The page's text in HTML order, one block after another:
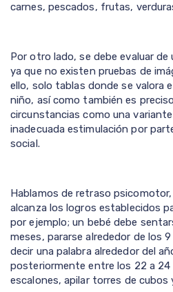
carnes, pescados, frutas,
Por otro lado, se debe evaluar de
ya que no existen pruebas de
ello, solo tablas donde se valora
niño, así como también es
circunstancias como una
inadecuada estimulación por
social.
Hablamos de retraso
alcanza los logros establecidos
por ejemplo; un bebé debe
meses, pararse alrededor de los
decir una palabra alrededor del
posteriormente entre los 22 a 24
escalones, apilar torres de cubos